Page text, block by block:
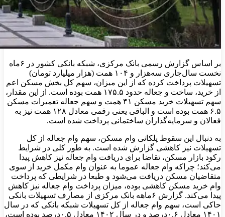
بر اساس گزارش رسمی بانک مرکزی، شبکه بانکی کشور در ۶ماه
نخست سال‌جاری سه‌‌هزار و ۱۰۴ همت (هزار میلیارد تومان)
تسهیلات پرداخت کرده که از این میزان، سهم کل بخش مسکن اعم
از خرید، ساخت و جعاله حدود ۱۷۵.۵ همت بوده است. از این مقدار،
سهم تسهیلات خرید مسکن ۴۱ همت و سهم جعاله تعمیرات مسکن
۶.۵ همت بوده است و الباقی یعنی رقمی معادل ۱۲۸ همت نیز به
فعالان و سرمایه‌گذاران ساختمانی پرداخت شده است.
به دنبال این سقوط پلکانی وام مسکن، سهم وام جعاله از کل
تسهیلات نیز کاهشی گزارش شده است. به طور کلی در شرایط
رکود بازار مسکن، تقاضا برای دریافت وام جعاله نیز کاهش پیدا
می‌کند؛ چراکه وام جعاله عموما به عنوان وام مکمل خرید از سوی
متقاضیان مسکن دریافت می‌شود و طبعا در شرایطی که پرداخت
وام خرید مسکن کاهشی بوده، میزان پرداخت وام جعاله نیز کاهش
پیدا می‌کند. گزارش ۶ماهه بانک مرکزی از مصارف تسهیلات بانکی
حاکی است، سهم وام جعاله از کل تسهیلات شبکه بانکی که در سال
۱۴۰۱ معادل ۰.۶‌درصد و در سال ۱۴۰۲ معادل ۰.۵‌درصد بوده است،